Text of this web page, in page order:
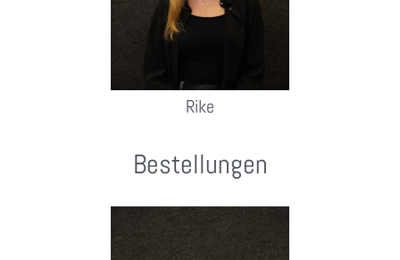
Rike
Bestellungen